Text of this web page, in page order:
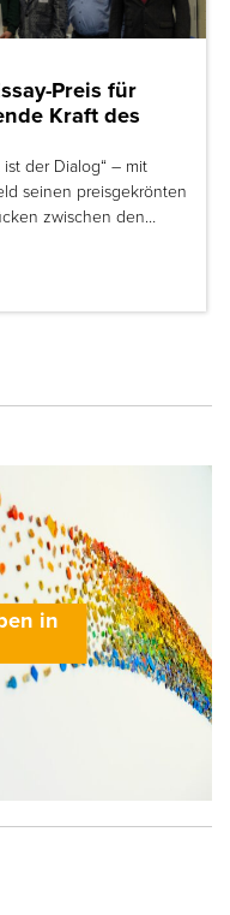
Preis für
Kraft des
der Dialog“ – mit
seinen preisgekrönten
zwischen den…
in